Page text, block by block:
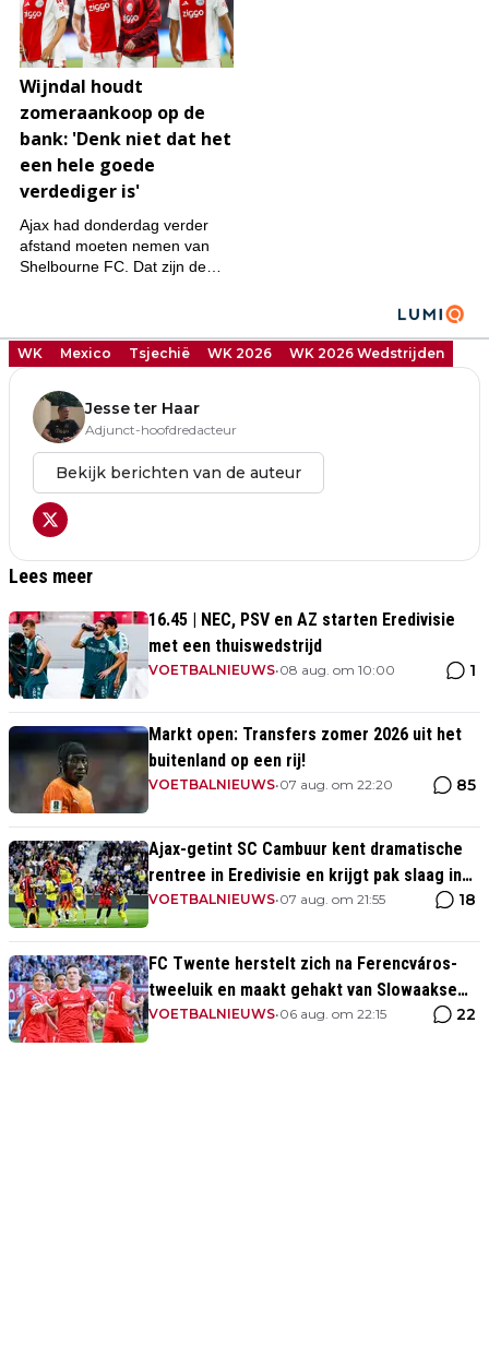
WK Mexico Tsjechië WK 2026 WK 2026 Wedstrijden
Jesse ter Haar
Adjunct-hoofdredacteur
Bekijk berichten van de auteur
Lees meer
16.45 | NEC, PSV en AZ starten Eredivisie
met een thuiswedstrijd
VOETBALNIEUWS•08 aug. om 10:00 1
Markt open: Transfers zomer 2026 uit het
buitenland op een rij!
VOETBALNIEUWS•07 aug. om 22:20 85
Ajax-getint SC Cambuur kent dramatische
rentree in Eredivisie en krijgt pak slaag in
eigen huis
VOETBALNIEUWS•07 aug. om 21:55 18
FC Twente herstelt zich na Ferencváros-
tweeluik en maakt gehakt van Slowaakse
opponent
VOETBALNIEUWS•06 aug. om 22:15 22